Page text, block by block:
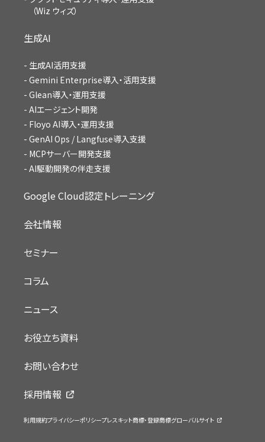
（Wiz ウィズ）
生成AI
生成AI活用支援
Gemini Enterprise導入・活用支援
Glean導入・運用支援
AIエージェント開発
Floyo AI導入・運用支援
GenAI Ops / Langfuse導入支援
MCPサーバー開発支援
AI駆動開発の伴走支援
Google Cloud認定トレーニング
会社情報
セミナー
コラム
ニュース
お役立ち資料
お問い合わせ
採用情報
利用規約プライバシーポリシープレスキット商標・登録商標グローバルサイト